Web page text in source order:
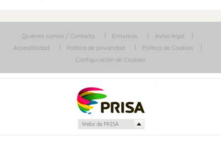
Quiénes somos / Contacta Emisoras
Aviso legal
Accesibilidad
Política de privacidad
Política de Cookies
Configuración de Cookies